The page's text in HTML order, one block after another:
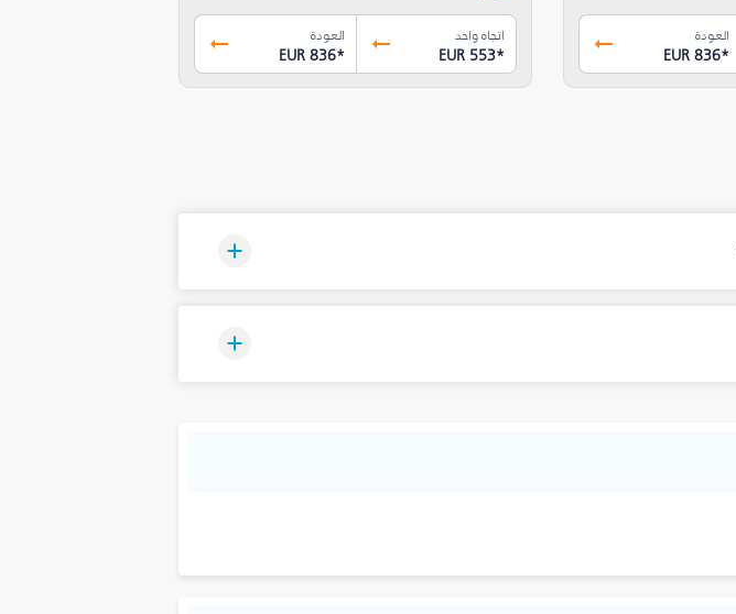
العودة
EUR 836*
اتجاه واحد
EUR 553*
العودة
EUR 836*